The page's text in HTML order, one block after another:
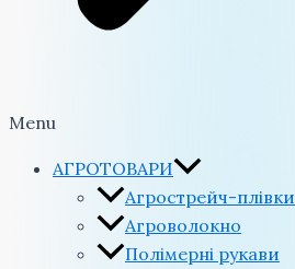
Menu
АГРОТОВАРИ
Агрострейч-плівки
Агроволокно
Полімерні рукави